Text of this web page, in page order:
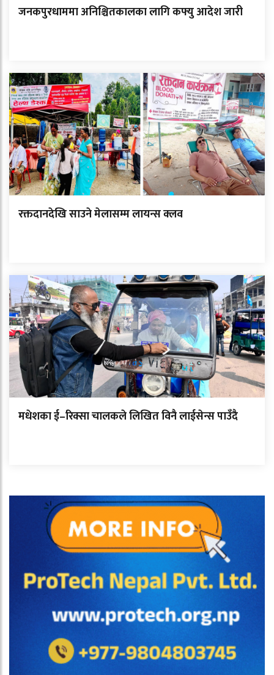
जनकपुरधाममा अनिश्चितकालका लागि कफ्यु आदेश जारी
रक्तदानदेखि साउने मेलासम्म लायन्स क्लव
मधेशका ई–रिक्सा चालकले लिखित विनै लाईसेन्स पाउँदै